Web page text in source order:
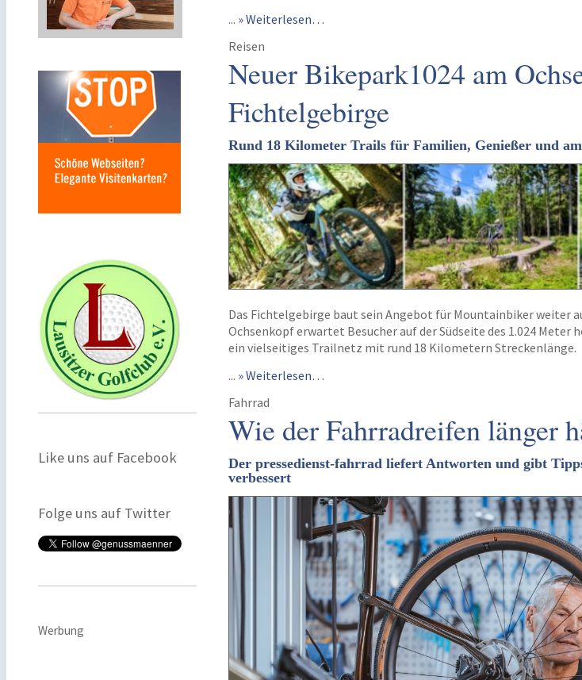
Like uns auf Facebook
Folge uns auf Twitter
Werbung
... » Weiterlesen…
Reisen
Neuer Bikepark1024 am
Fichtelgebirge
Rund 18 Kilometer Trails für Familien, Genießer und
Das Fichtelgebirge baut sein Angebot für Mountainbiker weiter
Ochsenkopf erwartet Besucher auf der Südseite des 1.024 Meter
ein vielseitiges Trailnetz mit rund 18 Kilometern Streckenlänge.
... » Weiterlesen…
Fahrrad
Wie der Fahrradreifen länger
Der pressedienst-fahrrad liefert Antworten und gibt
verbessert